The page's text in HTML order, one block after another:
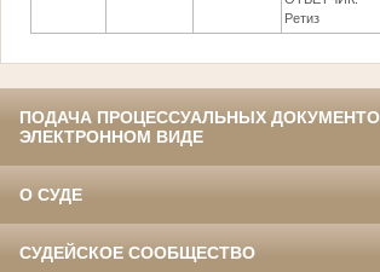
Ретиз
ПОДАЧА ПРОЦЕССУАЛЬНЫХ
ЭЛЕКТРОННОМ ВИДЕ
О СУДЕ
СУДЕЙСКОЕ СООБЩЕСТВО